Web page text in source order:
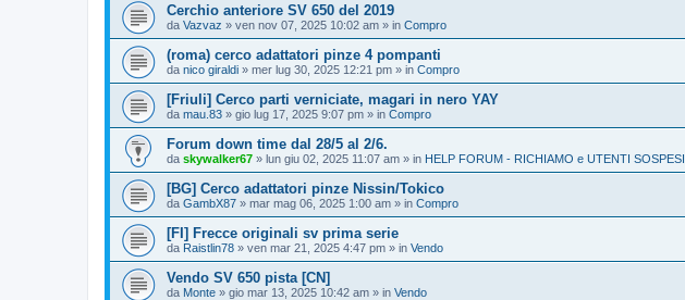
Cerchio anteriore SV 650 del 2019
da Vazvaz » ven nov 07, 2025 10:02 am » in Compro
(roma) cerco adattatori pinze 4 pompanti
da nico giraldi » mer lug 30, 2025 12:21 pm » in Compro
[Friuli] Cerco parti verniciate, magari in nero YAY
da mau.83 » gio lug 17, 2025 9:07 pm » in Compro
Forum down time dal 28/5 al 2/6.
da skywalker67 » lun giu 02, 2025 11:07 am » in HELP FORUM - RICHIAMO e UTENTI SOSPESI
[BG] Cerco adattatori pinze Nissin/Tokico
da GambX87 » mar mag 06, 2025 1:00 am » in Compro
[FI] Frecce originali sv prima serie
da Raistlin78 » ven mar 21, 2025 4:47 pm » in Vendo
Vendo SV 650 pista [CN]
da Monte » gio mar 13, 2025 10:42 am » in Vendo